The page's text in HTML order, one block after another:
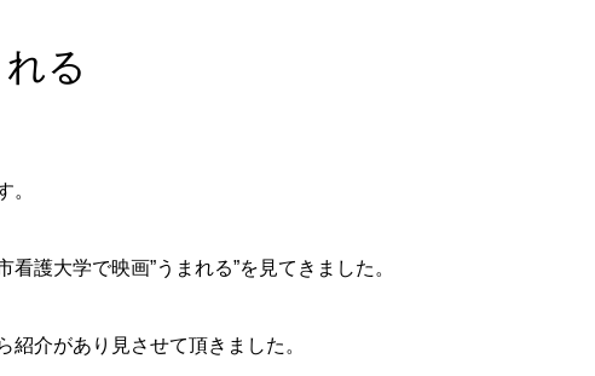
る
。
看護大学で映画”うまれる”を見てきました。
紹介があり見させて頂きました。